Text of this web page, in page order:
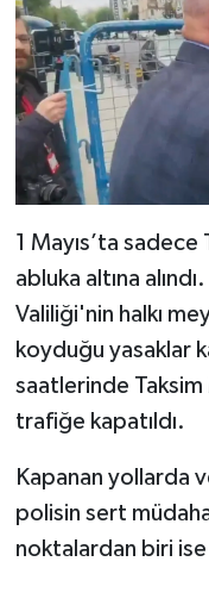
1 Mayıs’ta
abluka altına
Valiliği'nin halkı
koyduğu yasaklar
saatlerinde Taksim
trafiğe kapatıldı.
Kapanan yollarda
polisin sert
noktalardan biri